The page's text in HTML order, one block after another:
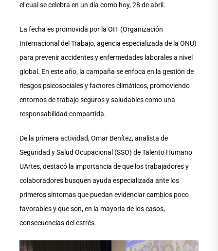
el cual se celebra en un día como hoy, 28 de abril.
La fecha es promovida por la OIT (Organización
Internacional del Trabajo, agencia especializada de la ONU)
para prevenir accidentes y enfermedades laborales a nivel
global. En este año, la campaña se enfoca en la gestión de
riesgos psicosociales y factores climáticos, promoviendo
entornos de trabajo seguros y saludables como una
responsabilidad compartida.
De la primera actividad, Omar Benítez, analista de
Seguridad y Salud Ocupacional (SSO) de Talento Humano
UArtes, destacó la importancia de que los trabajadores y
colaboradores busquen ayuda especializada ante los
primeros síntomas que puedan evidenciar cambios poco
favorables y que son, en la mayoría de los casos,
consecuencias del estrés.